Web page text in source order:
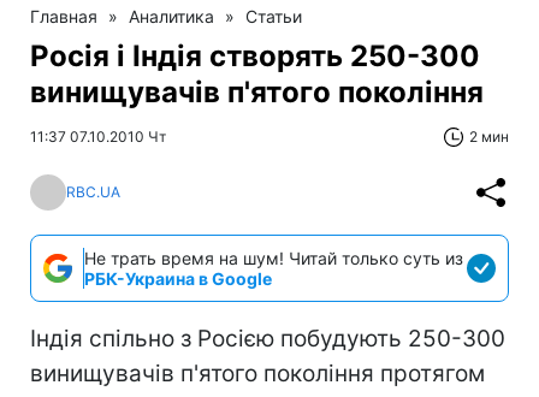
Главная » Аналитика » Статьи
Росія і Індія створять 250-300
винищувачів п'ятого покоління
11:37 07.10.2010 Чт 2 мин
RBC.UA
Не трать время на шум! Читай только суть из
РБК-Украина в Google
Індія спільно з Росією побудують 250-300
винищувачів п'ятого покоління протягом